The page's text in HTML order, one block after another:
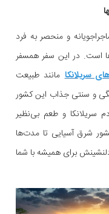
و منحصر به فرد
است. در این سفر همسفر
سریلانکامانند طبیعت
و سنتی جذاب این کشور
سریلانکا و طعم بی‌نظیر
شرق آسیایی تا مدت‌ها
برای همیشه با شما